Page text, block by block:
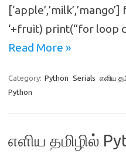
‘+fruit) print(“for loop
Read More »
Category: Python Serials எளிய
Python
எளிய தமிழில்